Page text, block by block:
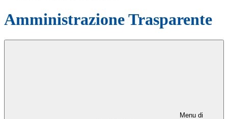
Amministrazione Trasparente
Menu di